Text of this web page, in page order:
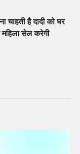
चाहती है दादी को घर
सेल करेगी